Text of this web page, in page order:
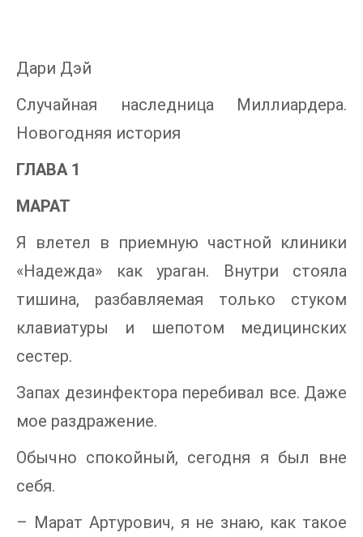
Дари Дэй
Случайная наследница Миллиардера.
Новогодняя история
ГЛАВА 1
МАРАТ
Я влетел в приемную частной клиники
«Надежда» как ураган. Внутри стояла
тишина, разбавляемая только стуком
клавиатуры и шепотом медицинских
сестер.
Запах дезинфектора перебивал все. Даже
мое раздражение.
Обычно спокойный, сегодня я был вне
себя.
– Марат Артурович, я не знаю, как такое